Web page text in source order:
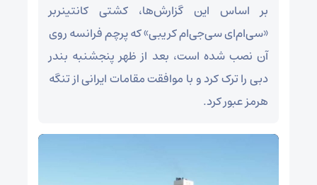
بر اساس این گزارش‌ها، کشتی کانتینربر
«سی‌ام‌ای سی‌جی‌ام کریبی» که پرچم فرانسه روی
آن نصب شده است، بعد از ظهر پنجشنبه بندر
دبی را ترک کرد و با موافقت مقامات ایرانی از تنگه
هرمز عبور کرد.